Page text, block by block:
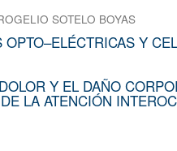
SOTELO BOYAS
Y
Y EL DAÑO
LA ATENCIÓN